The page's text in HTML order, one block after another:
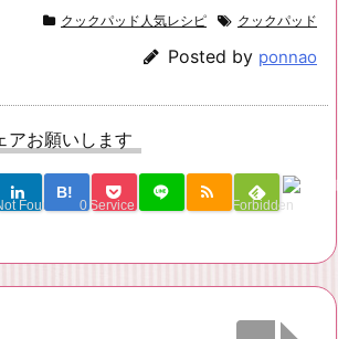
クックパッド人気レシピ クックパッド
Posted by ponnao
アお願いします
Found
B!
0 Service Una Forbidden